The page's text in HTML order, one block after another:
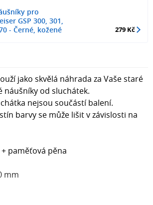
pro
GSP 300, 301,
- Černé, kožené
279 Kč
jako skvělá náhrada za Vaše staré
náušníky od sluchátek.
nejsou součástí balení.
barvy se může lišit v závislosti na
paměťová pěna
mm